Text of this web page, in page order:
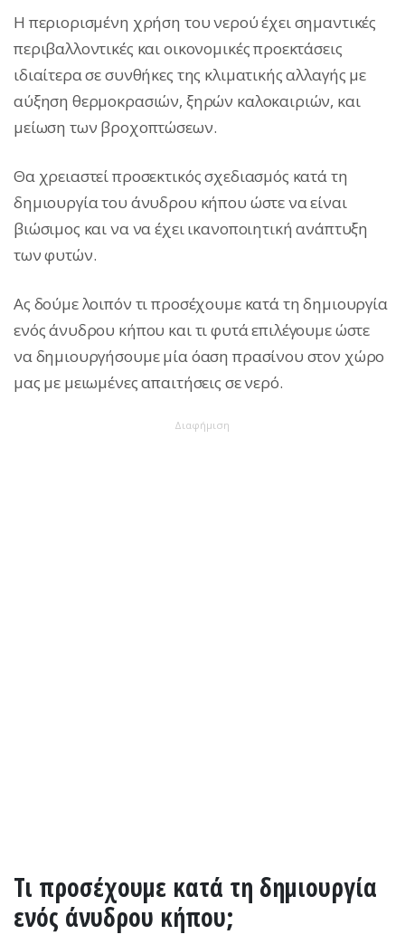
Η περιορισμένη χρήση του νερού έχει σημαντικές
περιβαλλοντικές και οικονομικές προεκτάσεις
ιδιαίτερα σε συνθήκες της κλιματικής αλλαγής με
αύξηση θερμοκρασιών, ξηρών καλοκαιριών, και
μείωση των βροχοπτώσεων.
Θα χρειαστεί προσεκτικός σχεδιασμός κατά τη
δημιουργία του άνυδρου κήπου ώστε να είναι
βιώσιμος και να να έχει ικανοποιητική ανάπτυξη
των φυτών.
Ας δούμε λοιπόν τι προσέχουμε κατά τη δημιουργία
ενός άνυδρου κήπου και τι φυτά επιλέγουμε ώστε
να δημιουργήσουμε μία όαση πρασίνου στον χώρο
μας με μειωμένες απαιτήσεις σε νερό.
Διαφήμιση
Τι προσέχουμε κατά τη δημιουργία
ενός άνυδρου κήπου;